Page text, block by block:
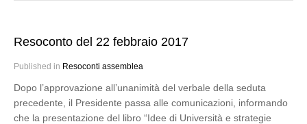
Resoconto del 22 febbraio 2017
Published in Resoconti assemblea
Dopo l’approvazione all’unanimità del verbale della seduta
precedente, il Presidente passa alle comunicazioni, informando
che la presentazione del libro “Idee di Università e strategie